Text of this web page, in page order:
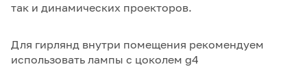
так и динамических проекторов.
Для гирлянд внутри помещения рекомендуем
использовать лампы с цоколем g4